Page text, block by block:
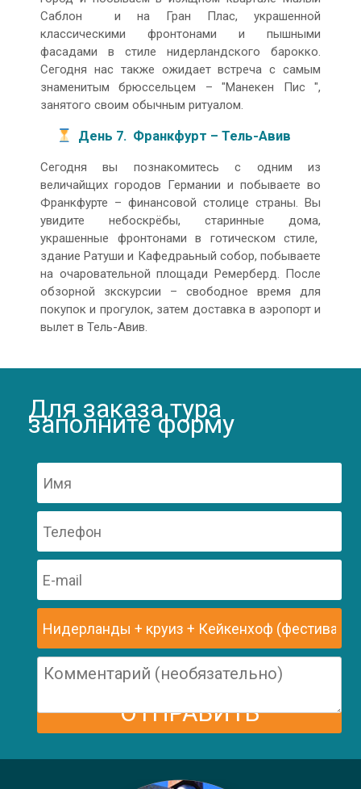
Саблон и на Гран Плас, украшенной
классическими фронтонами и пышными
фасадами в стиле нидерландского барокко.
Сегодня нас также ожидает встреча с самым
знаменитым брюссельцем – "Манекен Пис ",
занятого своим обычным ритуалом.
День 7. Франкфурт – Тель-Авив
Сегодня вы познакомитесь с одним из
величайщих городов Германии и побываете во
Франкфурте – финансовой столице страны. Вы
увидите небоскрёбы, старинные дома,
украшенные фронтонами в готическом стиле,
здание Ратуши и Кафедраьный собор, побываете
на очаровательной площади Ремерберд. После
обзорной зкскурсии – свободное время для
покупок и прогулок, затем доставка в аэропорт и
вылет в Тель-Авив.
Для заказа тура
заполните форму